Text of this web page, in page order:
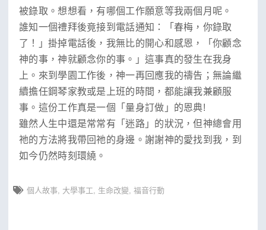
被錄取。想想看，有哪個工作願意等我兩個月呢。
誰知一個禮拜後竟接到電話通知：「春梅，你錄取
了！」掛掉電話後，我無比的開心和感恩，「你顧念
神的事，神就顧念你的事。」這事真的發生在我身
上。來到學園工作後，神一再回應我的禱告；無論繼
續擔任鋼琴家教或是上班的時間，都能讓我兼顧服
事。這份工作真是一個「量身訂做」的恩典!
雖然人生中還是常常有「迷路」的狀況，但神總會用
祂的方法將我帶回祂的身邊。謝謝神的愛找到我，到
如今仍然時刻環繞。
個人故事 大學事工 生命改變 福音行動